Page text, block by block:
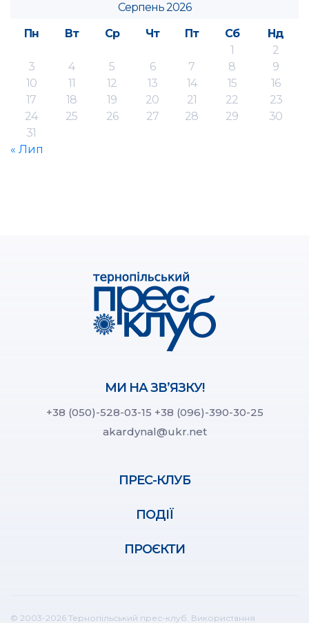
Серпень 2026
Пн
Вт Ср Чт Пт Сб
Нд
1
2
3
4 5 6 7 8
9
10
11 12 13 14 15
16
17
18 19 20 21 22
23
24
25 26 27 28 29
30
31
« Лип
МИ НА ЗВ’ЯЗКУ!
+38 (050)-528-03-15 +38 (096)-390-30-25
akardynal@ukr.net
ПРЕС-КЛУБ
ПОДІЇ
ПРОЄКТИ
© 2003-2026 Тернопільський прес-клуб. Використання